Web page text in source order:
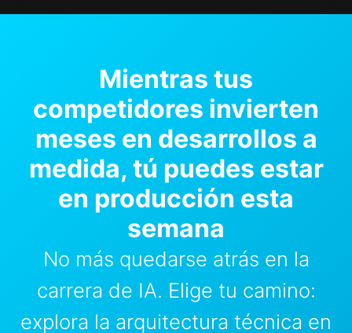
Mientras tus
competidores invierten
meses en desarrollos a
medida, tú puedes estar
en producción esta
semana
No más quedarse atrás en la
carrera de IA. Elige tu camino:
explora la arquitectura técnica en